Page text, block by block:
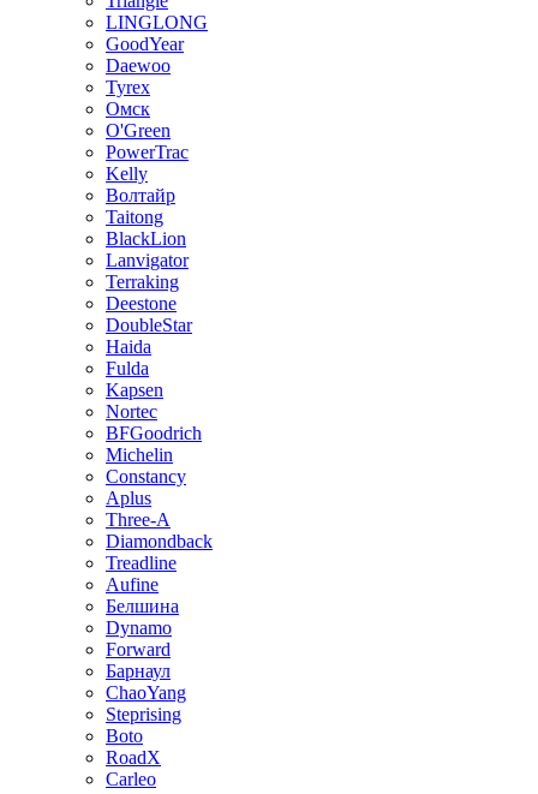
LINGLONG
GoodYear
Daewoo
Tyrex
Омск
O'Green
PowerTrac
Kelly
Волтайр
Taitong
BlackLion
Lanvigator
Terraking
Deestone
DoubleStar
Haida
Fulda
Kapsen
Nortec
BFGoodrich
Michelin
Constancy
Aplus
Three-A
Diamondback
Treadline
Aufine
Белшина
Dynamo
Forward
Барнаул
ChaoYang
Steprising
Boto
RoadX
Carleo